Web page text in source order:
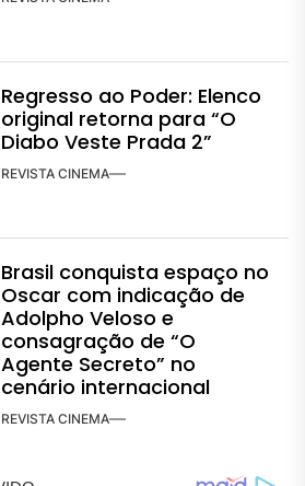
Regresso ao Poder: Elenco
original retorna para “O
Diabo Veste Prada 2”
REVISTA CINEMA
Brasil conquista espaço no
Oscar com indicação de
Adolpho Veloso e
consagração de “O
Agente Secreto” no
cenário internacional
REVISTA CINEMA